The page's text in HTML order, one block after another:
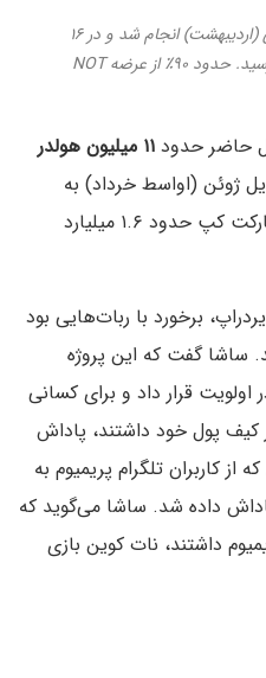
ایردراپ نات کوین در ماه می (اردیبهشت) انجام شد و در ۱۶
ژوئن (۲۷ خرداد) به پایان رسید. حدود ۹۰٪ از عرضه NOT
حاضر حدود ۱۱ میلیون هولدر
ژوئن (اواسط خرداد) به
دوران اوج خود رسید، اما هنوز مارکت کپ حدود ۱.۶ میلیارد
برخورد با ربات‌هایی بود
ساشا گفت که این پروژه
اولویت قرار داد و برای کسانی
پول خود داشتند، پاداش
کاربران تلگرام پریمیوم به
داده شد. ساشا می‌گوید که
داشتند، نات کوین بازی